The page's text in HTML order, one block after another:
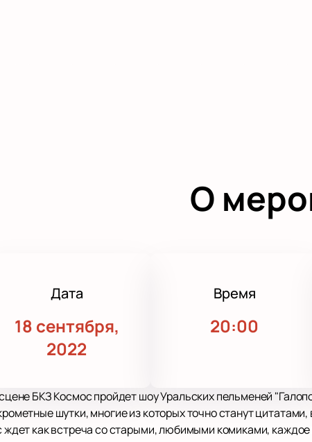
О
Дата
18 сентября,
2022
Время
20:00
БКЗ Космос пройдет шоу Уральских пельменей
шутки, многие из которых точно станут
ждет как встреча со старыми, любимыми комиками,